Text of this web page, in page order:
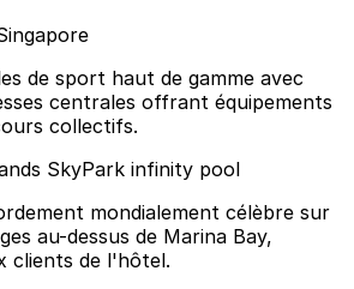
de sport haut de gamme avec
centrales offrant équipements
collectifs.
SkyPark infinity pool
mondialement célèbre sur
au-dessus de Marina Bay,
clients de l'hôtel.